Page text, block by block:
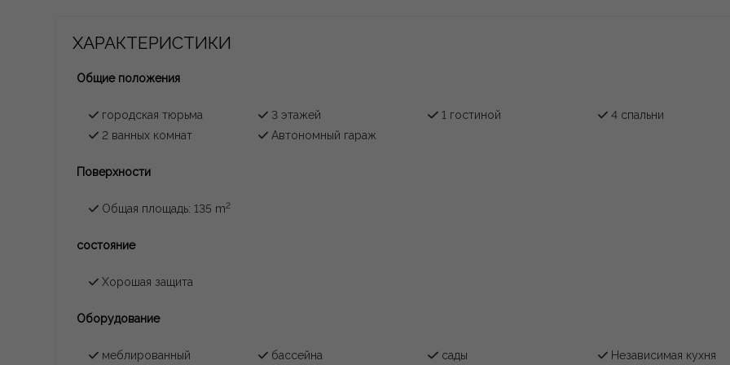
ХАРАКТЕРИСТИКИ
Общие положения
городская тюрьма 3 этажей 1 гостиной
4 спальни
2 ванных комнат
Автономный гараж
Поверхности
Общая площадь: 135 m2
состояние
Хорошая защита
Oборудование
меблированный бассейна сады Независимая кухня